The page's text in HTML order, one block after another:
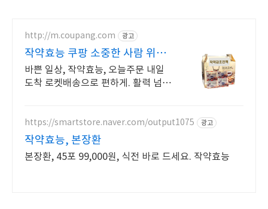
http://m.coupang.com 광고
작약효능 쿠팡 소중한 사람 위한
마음
바쁜 일상, 작약효능, 오늘주문 내일
도착 로켓배송으로 편하게. 활력 넘치
https://smartstore.naver.com/output1075 광고
작약효능, 본장환
본장환, 45포 99,000원, 식전 바로 드세요. 작약효능